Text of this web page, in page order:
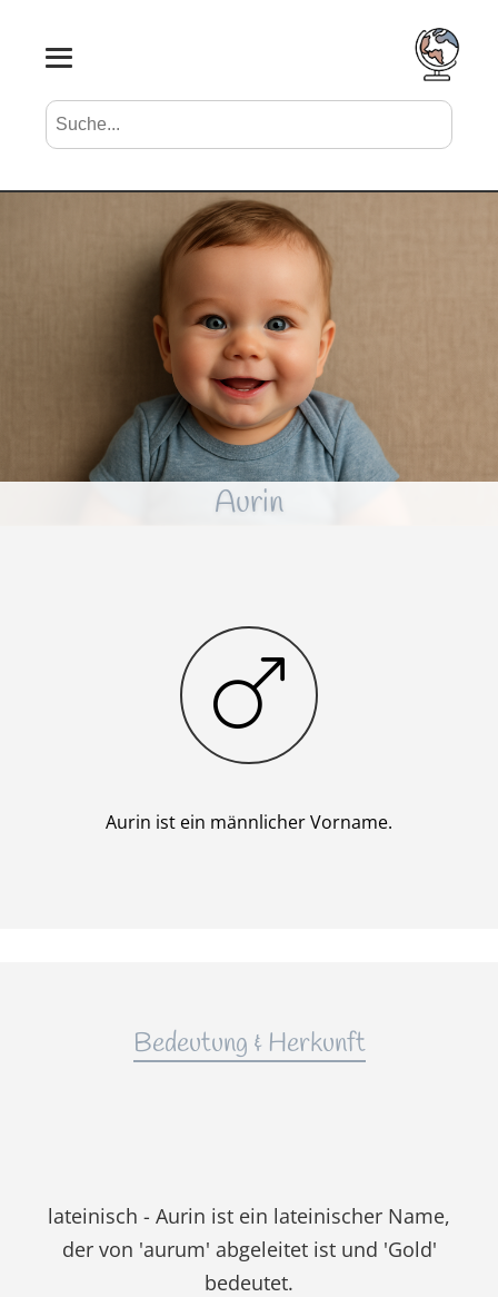
Suche nach Vornamen Search
Aurin
Junge
Aurin ist ein männlicher Vorname.
Bedeutung & Herkunft
lateinisch - Aurin ist ein lateinischer Name,
der von 'aurum' abgeleitet ist und 'Gold'
bedeutet.